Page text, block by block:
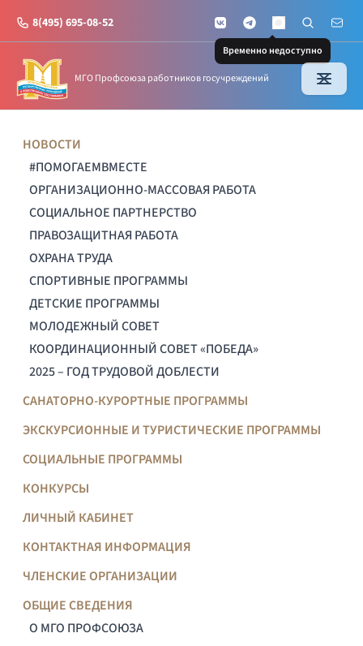
8(495) 695-08-52 VKontakteTelegramMAX
Временно недоступно
Поиск по
Почта
МГО Профсоюза работников госучреждений
НОВОСТИ
#ПОМОГАЕМВМЕСТЕ
ОРГАНИЗАЦИОННО-МАССОВАЯ РАБОТА
СОЦИАЛЬНОЕ ПАРТНЕРСТВО
ПРАВОЗАЩИТНАЯ РАБОТА
ОХРАНА ТРУДА
СПОРТИВНЫЕ ПРОГРАММЫ
ДЕТСКИЕ ПРОГРАММЫ
МОЛОДЕЖНЫЙ СОВЕТ
КООРДИНАЦИОННЫЙ СОВЕТ «ПОБЕДА»
2025 – ГОД ТРУДОВОЙ ДОБЛЕСТИ
САНАТОРНО-КУРОРТНЫЕ ПРОГРАММЫ
ЭКСКУРСИОННЫЕ И ТУРИСТИЧЕСКИЕ ПРОГРАММЫ
СОЦИАЛЬНЫЕ ПРОГРАММЫ
КОНКУРСЫ
ЛИЧНЫЙ КАБИНЕТ
КОНТАКТНАЯ ИНФОРМАЦИЯ
ЧЛЕНСКИЕ ОРГАНИЗАЦИИ
ОБЩИЕ СВЕДЕНИЯ
О МГО ПРОФСОЮЗА